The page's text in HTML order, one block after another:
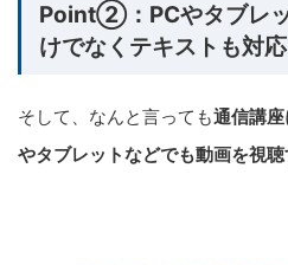
Point②：PCやタブレ
けでなくテキストも対応
そして、なんと言っても通信講
やタブレットなどでも動画を視聴